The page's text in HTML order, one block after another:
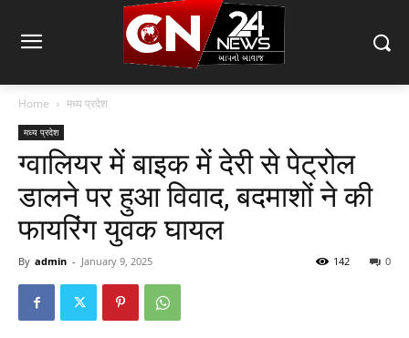
Home मध्य प्रदेश
मध्य प्रदेश
ग्वालियर में बाइक में देरी से पेट्रोल
डालने पर हुआ विवाद, बदमाशों ने की
फायरिंग युवक घायल
By admin - January 9, 2025 0
142